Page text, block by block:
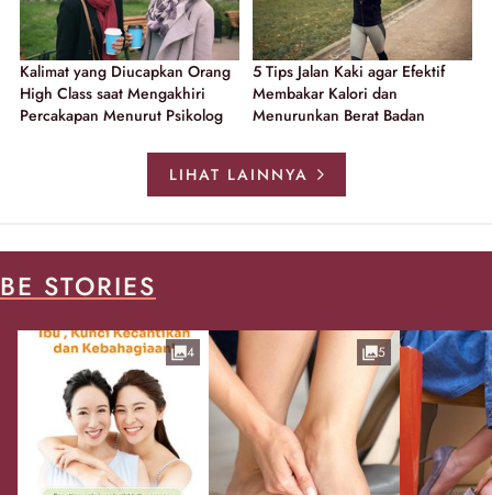
Kalimat yang Diucapkan Orang
High Class saat Mengakhiri
Percakapan Menurut Psikolog
5 Tips Jalan Kaki agar Efektif
Membakar Kalori dan
Menurunkan Berat Badan
LIHAT LAINNYA
BE STORIES
4 5